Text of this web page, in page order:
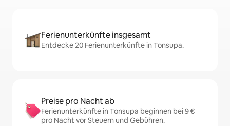
Ferienunterkünfte insgesamt
Entdecke 20 Ferienunterkünfte in Tonsupa.
Preise pro Nacht ab
Ferienunterkünfte in Tonsupa beginnen bei 9 €
pro Nacht vor Steuern und Gebühren.